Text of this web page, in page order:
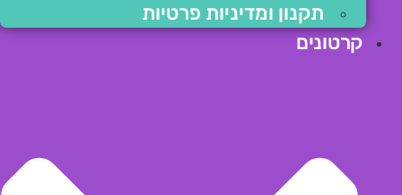
תקנון ומדיניות פרטיות
קרטונים